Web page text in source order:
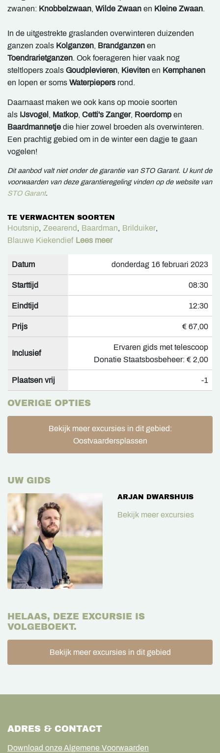
zwanen: Knobbelzwaan, Wilde Zwaan en Kleine Zwaan.
In de uitgestrekte graslanden overwinteren duizenden
ganzen zoals Kolganzen, Brandganzen en
Toendrarietganzen. Ook foerageren hier vaak nog
steltlopers zoals Goudplevieren, Kieviten en Kemphanen
en lopen er soms Waterpiepers rond.
Daarnaast maken we ook kans op mooie soorten
als IJsvogel , Matkop, Cetti's Zanger, Roerdomp en
Baardmannetje die hier zowel broeden als overwinteren.
Een prachtig gebied om in de winter een dagje te gaan
vogelen!
Dit aanbod valt niet onder de garantie van STO Garant. U kunt de
voorwaarden van deze garantieregeling vinden op de website van
STO Garant.
TE VERWACHTEN SOORTEN
Houtsnip, Zeearend, Baardman, Brilduiker,
Blauwe Kiekendief Lees meer
Datum donderdag 16 februari 2023
Starttijd 08:30
Eindtijd 12:30
Prijs € 67,00
Inclusief
Ervaren gids met telescoop
Donatie Staatsbosbeheer: € 2,00
Plaatsen vrij -1
OVERIGE OPTIES
Bekijk meer excursies in dit gebied:
Oostvaardersplassen
UW GIDS
ARJAN DWARSHUIS
Bekijk meer excursies
HELAAS, DEZE EXCURSIE IS
VOLGEBOEKT.
Bekijk meer excursies in dit gebied
ADRES & CONTACT
Download onze Algemene Voorwaarden